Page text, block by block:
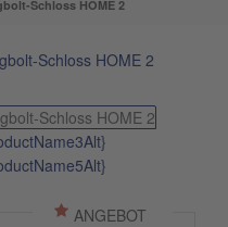
Schloss HOME 2
ANGEBOT